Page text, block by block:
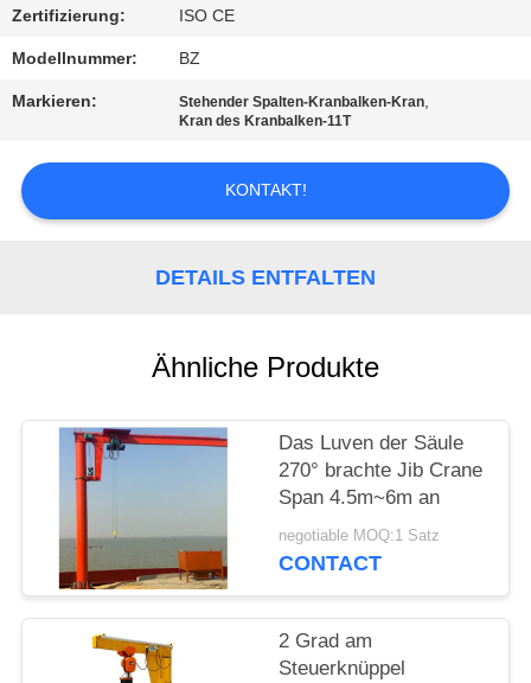
UNS
IN
VERBINDUNG
FORDERN
SIE
PRIVACY
POLICY
Zertifizierung: ISO CE
Modellnummer: BZ
Markieren: Stehender Spalten-Kranbalken-Kran,
Kran des Kranbalken-11T
KONTAKT!
DETAILS ENTFALTEN
Ähnliche Produkte
Das Luven der Säule
270° brachte Jib Crane
Span 4.5m~6m an
negotiable MOQ:1 Satz
CONTACT
2 Grad am
Steuerknüppel